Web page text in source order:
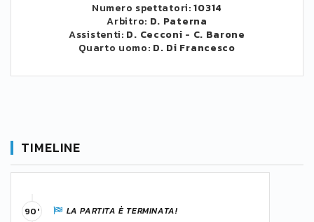
Numero spettatori:10314
Arbitro: D. Paterna
Assistenti: D. Cecconi - C. Barone
Quarto uomo: D. Di Francesco
TIMELINE
LA PARTITA È TERMINATA!
90'